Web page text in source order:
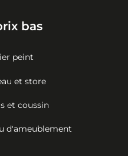
bas
peint
et store
et coussin
d'ameublement